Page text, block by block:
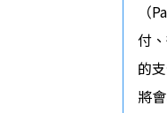
（
付
的
將